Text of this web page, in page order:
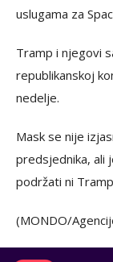
uslugama za
Tramp i njegovi
republikanskoj
nedelje.
Mask se nije
predsjednika, ali
podržati ni
(MONDO/